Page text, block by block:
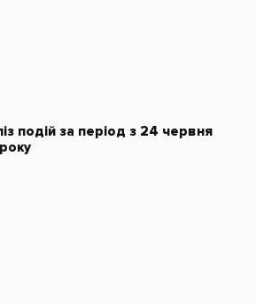
подій за період з 24 червня